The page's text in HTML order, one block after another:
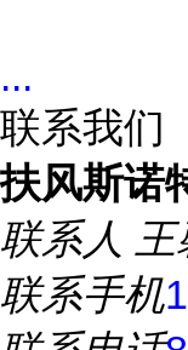
...
联系我们
扶风斯诺
联系人
联系手机